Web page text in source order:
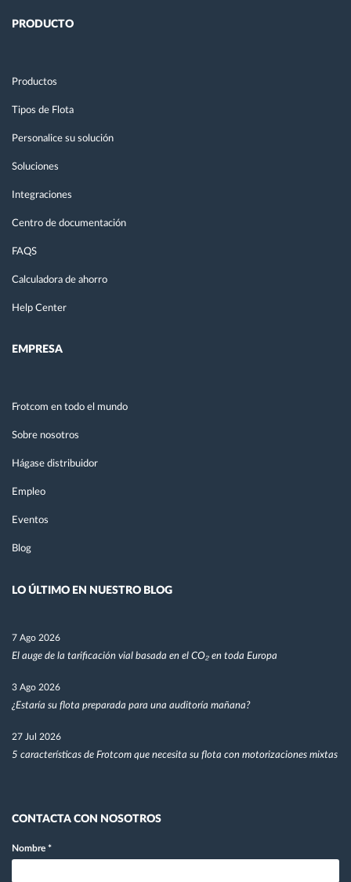
PRODUCTO
Productos
Tipos de Flota
Personalice su solución
Soluciones
Integraciones
Centro de documentación
FAQS
Calculadora de ahorro
Help Center
EMPRESA
Frotcom en todo el mundo
Sobre nosotros
Hágase distribuidor
Empleo
Eventos
Blog
LO ÚLTIMO EN NUESTRO BLOG
7 Ago 2026
El auge de la tarificación vial basada en el CO₂ en toda Europa
3 Ago 2026
¿Estaría su flota preparada para una auditoría mañana?
27 Jul 2026
5 características de Frotcom que necesita su flota con motorizaciones mixtas
CONTACTA CON NOSOTROS
Nombre *